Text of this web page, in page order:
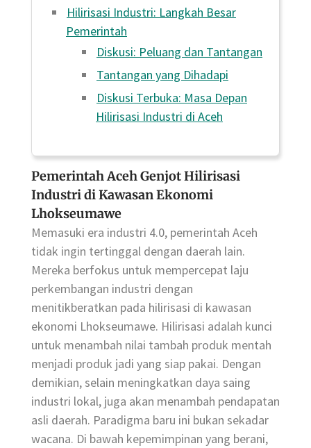
Hilirisasi Industri: Langkah Besar
Pemerintah
Diskusi: Peluang dan Tantangan
Tantangan yang Dihadapi
Diskusi Terbuka: Masa Depan
Hilirisasi Industri di Aceh
Pemerintah Aceh Genjot Hilirisasi
Industri di Kawasan Ekonomi
Lhokseumawe
Memasuki era industri 4.0, pemerintah Aceh
tidak ingin tertinggal dengan daerah lain.
Mereka berfokus untuk mempercepat laju
perkembangan industri dengan
menitikberatkan pada hilirisasi di kawasan
ekonomi Lhokseumawe. Hilirisasi adalah kunci
untuk menambah nilai tambah produk mentah
menjadi produk jadi yang siap pakai. Dengan
demikian, selain meningkatkan daya saing
industri lokal, juga akan menambah pendapatan
asli daerah. Paradigma baru ini bukan sekadar
wacana. Di bawah kepemimpinan yang berani,